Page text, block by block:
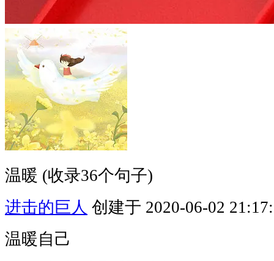
温暖 (收录36个句子)
进击的巨人 创建于 2020-06-02
温暖自己